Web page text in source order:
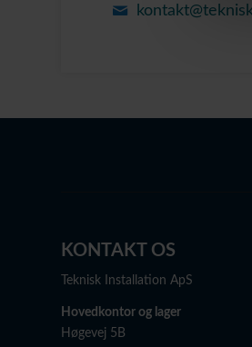
KONTAKT OS
Teknisk Installation ApS
Hovedkontor og lager
Høgevej 5B